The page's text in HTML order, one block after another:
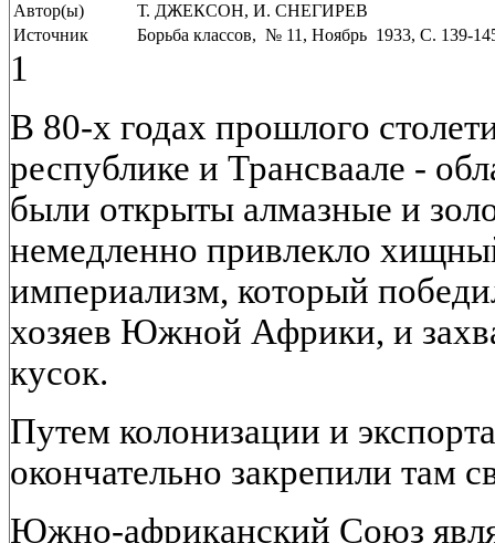
Автор(ы)
Т. ДЖЕКСОН, И. СНЕГИРЕВ
Источник
Борьба классов, № 11, Ноябрь 1933, C. 139-
1
В 80-х годах прошлого
республике и Трансваале -
были открыты алмазные и
немедленно привлекло
империализм, который
хозяев Южной Африки, и
кусок.
Путем колонизации и
окончательно закрепили там
Южно-африканский Союз